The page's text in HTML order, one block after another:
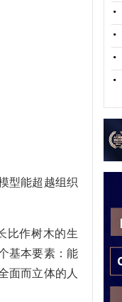
型能超越组织
比作树木的生
基本要素：能
面而立体的人
·
·
·
·